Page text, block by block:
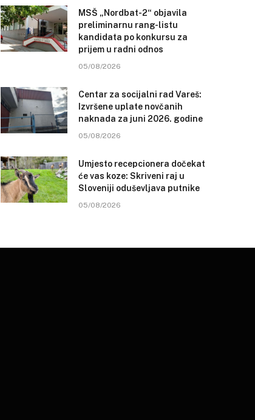
MSŠ „Nordbat-2“ objavila
preliminarnu rang-listu
kandidata po konkursu za
prijem u radni odnos
05/08/2026
Centar za socijalni rad Vareš:
Izvršene uplate novčanih
naknada za juni 2026. godine
05/08/2026
Umjesto recepcionera dočekat
će vas koze: Skriveni raj u
Sloveniji oduševljava putnike
05/08/2026